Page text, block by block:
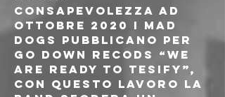
consapevolezza ad
Ottobre 2020 i Mad
Dogs pubblicano per
Go Down Recods “We
are ready to tesify”,
con questo lavoro la